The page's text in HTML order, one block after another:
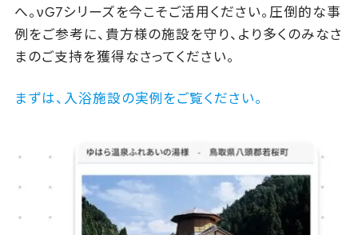
へ。νG7シリーズを今こそご活用ください。圧倒的な事
例をご参考に、貴方様の施設を守り、より多くのみなさ
まのご支持を獲得なさってください。
まずは、入浴施設の実例をご覧ください。